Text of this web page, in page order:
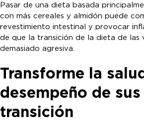
Pasar de una dieta basada
con más cereales y almidón puede
revestimiento intestinal y provocar
de que la transición de la dieta de las
demasiado agresiva.
Transforme la
desempeño de
transición